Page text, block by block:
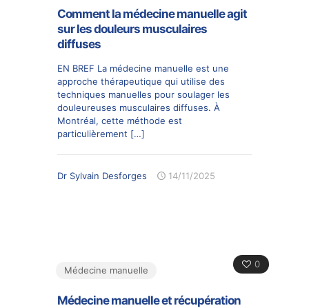
Comment la médecine manuelle agit
sur les douleurs musculaires
diffuses
EN BREF La médecine manuelle est une
approche thérapeutique qui utilise des
techniques manuelles pour soulager les
douleureuses musculaires diffuses. À
Montréal, cette méthode est
particulièrement […]
Dr Sylvain Desforges 14/11/2025
0
Médecine manuelle
Médecine manuelle et récupération